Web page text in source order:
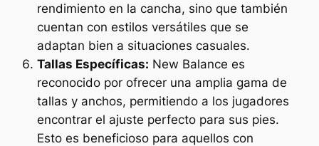
rendimiento en la cancha, sino que también
cuentan con estilos versátiles que se
adaptan bien a situaciones casuales.
Tallas Específicas: New Balance es
reconocido por ofrecer una amplia gama de
tallas y anchos, permitiendo a los jugadores
encontrar el ajuste perfecto para sus pies.
Esto es beneficioso para aquellos con